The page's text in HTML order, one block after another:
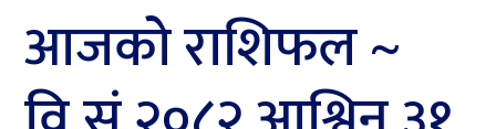
आजको राशिफल ~